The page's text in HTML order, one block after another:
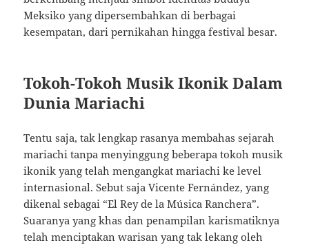
Meksiko yang dipersembahkan di berbagai
kesempatan, dari pernikahan hingga festival besar.
Tokoh-Tokoh Musik Ikonik Dalam
Dunia Mariachi
Tentu saja, tak lengkap rasanya membahas sejarah
mariachi tanpa menyinggung beberapa tokoh musik
ikonik yang telah mengangkat mariachi ke level
internasional. Sebut saja Vicente Fernández, yang
dikenal sebagai “El Rey de la Música Ranchera”.
Suaranya yang khas dan penampilan karismatiknya
telah menciptakan warisan yang tak lekang oleh